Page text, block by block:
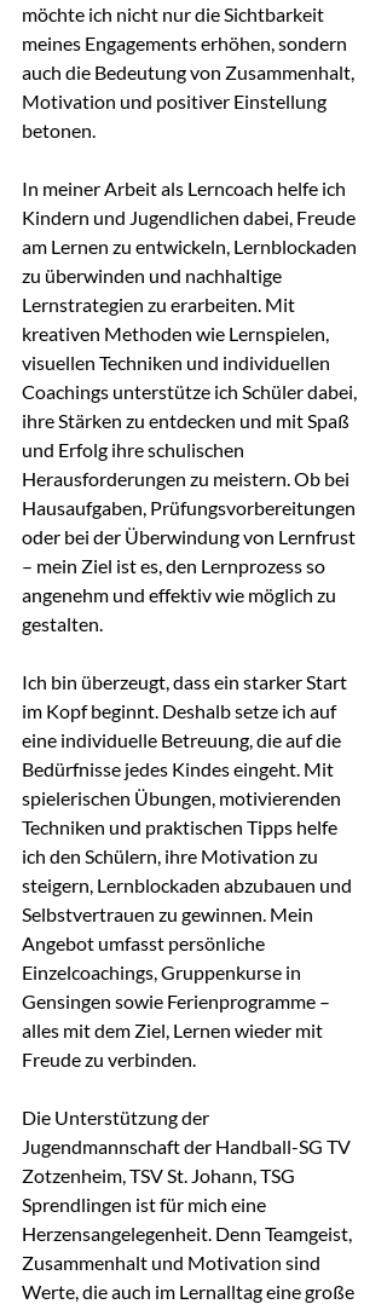
möchte ich nicht nur die Sichtbarkeit
meines Engagements erhöhen, sondern
auch die Bedeutung von Zusammenhalt,
Motivation und positiver Einstellung
betonen.
In meiner Arbeit als Lerncoach helfe ich
Kindern und Jugendlichen dabei, Freude
am Lernen zu entwickeln, Lernblockaden
zu überwinden und nachhaltige
Lernstrategien zu erarbeiten. Mit
kreativen Methoden wie Lernspielen,
visuellen Techniken und individuellen
Coachings unterstütze ich Schüler dabei,
ihre Stärken zu entdecken und mit Spaß
und Erfolg ihre schulischen
Herausforderungen zu meistern. Ob bei
Hausaufgaben, Prüfungsvorbereitungen
oder bei der Überwindung von Lernfrust
– mein Ziel ist es, den Lernprozess so
angenehm und effektiv wie möglich zu
gestalten.
Ich bin überzeugt, dass ein starker Start
im Kopf beginnt. Deshalb setze ich auf
eine individuelle Betreuung, die auf die
Bedürfnisse jedes Kindes eingeht. Mit
spielerischen Übungen, motivierenden
Techniken und praktischen Tipps helfe
ich den Schülern, ihre Motivation zu
steigern, Lernblockaden abzubauen und
Selbstvertrauen zu gewinnen. Mein
Angebot umfasst persönliche
Einzelcoachings, Gruppenkurse in
Gensingen sowie Ferienprogramme –
alles mit dem Ziel, Lernen wieder mit
Freude zu verbinden.
Die Unterstützung der
Jugendmannschaft der Handball-SG TV
Zotzenheim, TSV St. Johann, TSG
Sprendlingen ist für mich eine
Herzensangelegenheit. Denn Teamgeist,
Zusammenhalt und Motivation sind
Werte, die auch im Lernalltag eine große